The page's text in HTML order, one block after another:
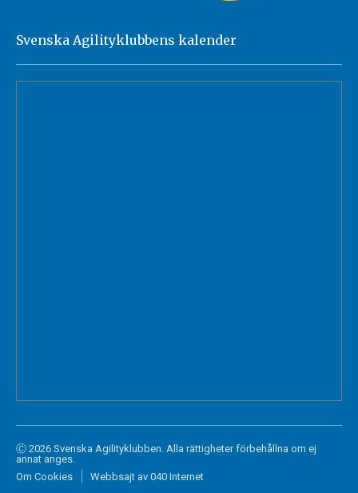
Svenska Agilityklubbens kalender
Ⓒ 2026 Svenska Agilityklubben. Alla rättigheter förbehållna om ej
annat anges.
Om Cookies
Webbsajt av 040 Internet